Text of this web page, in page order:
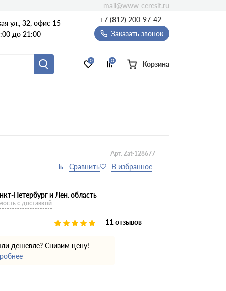
ул., 32, офис 15
до 21:00
+7 (812) 200-97-42
Заказать звонок
0 0 Корзина
mail@www-ceresit.ru
Арт. Zat-128677
Петербург и Лен. область
с доставкой
11 отзывов
дешевле? Снизим цену!